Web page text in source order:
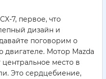
7, первое, что
дизайн и
поговорим о
двигателе. Мотор Mazda
центральное место в
Это сердцебиение,